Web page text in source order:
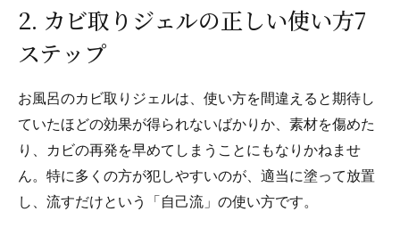
2. カビ取りジェルの正しい使い方7
ステップ
お風呂のカビ取りジェルは、使い方を間違えると期待し
ていたほどの効果が得られないばかりか、素材を傷めた
り、カビの再発を早めてしまうことにもなりかねませ
ん。特に多くの方が犯しやすいのが、適当に塗って放置
し、流すだけという「自己流」の使い方です。